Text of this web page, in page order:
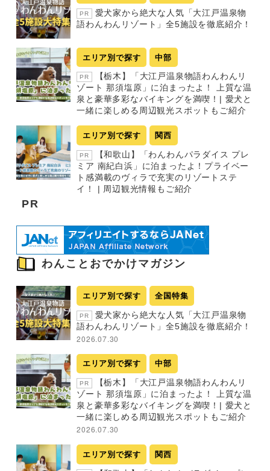
PR
愛犬家から絶大な人気「大江戸温泉物
語わんわんリゾート」全5施設を徹底紹介！
エリア別で探す 中部
PR
【栃木】「大江戸温泉物語わんわんリ
ゾート 那須塩原」に泊まったよ！ 上質な温
泉と豪華多彩なバイキングを満喫！| 愛犬と
一緒に楽しめる周辺観光スポットもご紹介
エリア別で探す 関西
PR
【和歌山】「わんわんパラダイス プレ
ミア 南紀白浜」に泊まったよ！プライベー
ト感満載のヴィラで充実のリゾートステ
イ！ | 周辺観光情報もご紹介
PR
わんことおでかけマガジン
エリア別で探す 全国特集
PR
愛犬家から絶大な人気「大江戸温泉物
語わんわんリゾート」全5施設を徹底紹介！
2026.07.30
エリア別で探す 中部
PR
【栃木】「大江戸温泉物語わんわんリ
ゾート 那須塩原」に泊まったよ！ 上質な温
泉と豪華多彩なバイキングを満喫！| 愛犬と
一緒に楽しめる周辺観光スポットもご紹介
2026.07.30
エリア別で探す 関西